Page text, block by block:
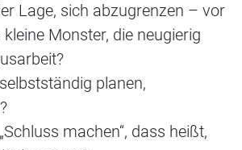
Lage, sich abzugrenzen – vor
Monster, die neugierig
planen,
machen“, dass heißt,